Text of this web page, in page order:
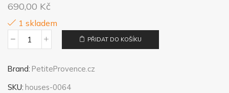
690,00 Kč
1 skladem
Sada
#64
množství
PŘIDAT DO KOŠÍKU
Brand: PetiteProvence.cz
SKU: houses-0064